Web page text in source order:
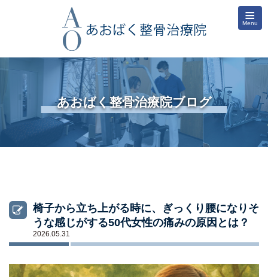
≡
Menu
あおばく整骨治療院ブログ
椅子から立ち上がる時に、ぎっくり腰になりそ
うな感じがする50代女性の痛みの原因とは？
2026.05.31